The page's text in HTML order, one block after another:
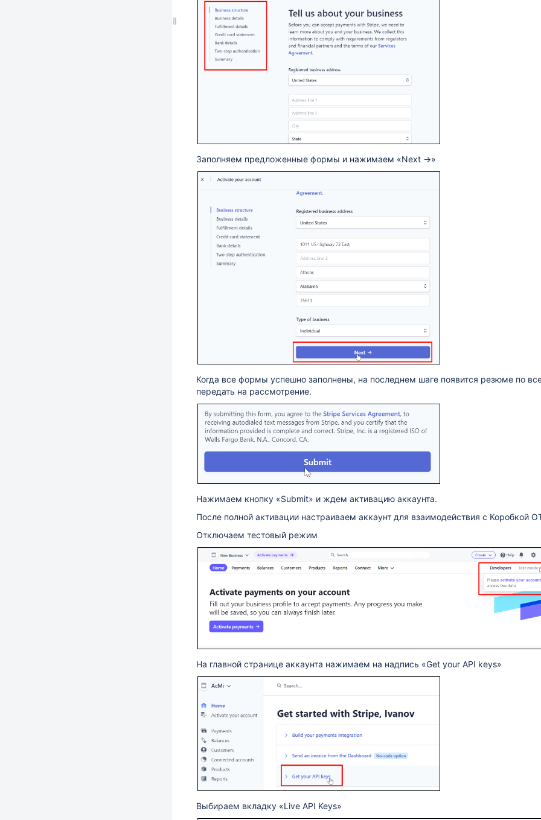
Заполняем предложенные формы и нажимаем «Next →»
Когда все формы успешно заполнены, на последнем шаге появится резюме по
передать на рассмотрение.
Нажимаем кнопку «Submit» и ждем активацию аккаунта.
После полной активации настраиваем аккаунт для взаимодействия с Коробкой
Отключаем тестовый режим
На главной странице аккаунта нажимаем на надпись «Get your API keys»
Выбираем вкладку «Live API Keys»